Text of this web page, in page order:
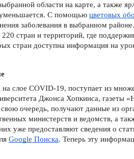
области на карте, а также
уменьшается. С помощью цветовых
заболевания в выбранном
стран и территорий, где
стран доступна информация на
слое COVID-19, поступает из
Джонса Хопкинса, газеты
очередь, получают данные из
министерств и ведомств, а
уже предоставляют сведения о
Google Поиска. Теперь эту